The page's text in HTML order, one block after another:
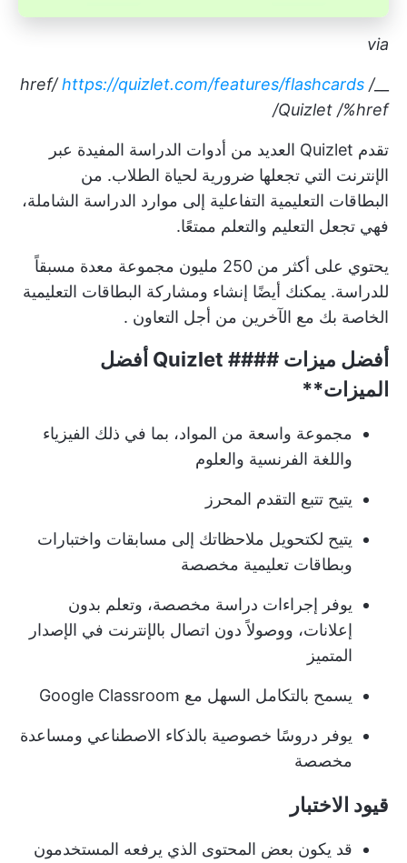
via
__
/ href/
https://quizlet.com/features/flashcards
Quizlet /%href/
تقدم Quizlet العديد من أدوات الدراسة المفيدة عبر
الإنترنت التي تجعلها ضرورية لحياة الطلاب. من
البطاقات التعليمية التفاعلية إلى موارد الدراسة الشاملة،
فهي تجعل التعليم والتعلم ممتعًا.
يحتوي على أكثر من 250 مليون مجموعة معدة مسبقاً
للدراسة. يمكنك أيضًا إنشاء ومشاركة البطاقات التعليمية
الخاصة بك مع الآخرين من أجل التعاون .
أفضل ميزات ####
Quizlet أفضل
الميزات**
مجموعة واسعة من المواد، بما في ذلك الفيزياء
واللغة الفرنسية والعلوم
يتيح تتبع التقدم المحرز
يتيح لكتحويل ملاحظاتك إلى مسابقات واختبارات
وبطاقات تعليمية مخصصة
يوفر إجراءات دراسة مخصصة، وتعلم بدون
إعلانات، ووصولاً دون اتصال بالإنترنت في الإصدار
المتميز
يسمح بالتكامل السهل مع Google Classroom
يوفر دروسًا خصوصية بالذكاء الاصطناعي ومساعدة
مخصصة
قيود الاختبار
قد يكون بعض المحتوى الذي يرفعه المستخدمون